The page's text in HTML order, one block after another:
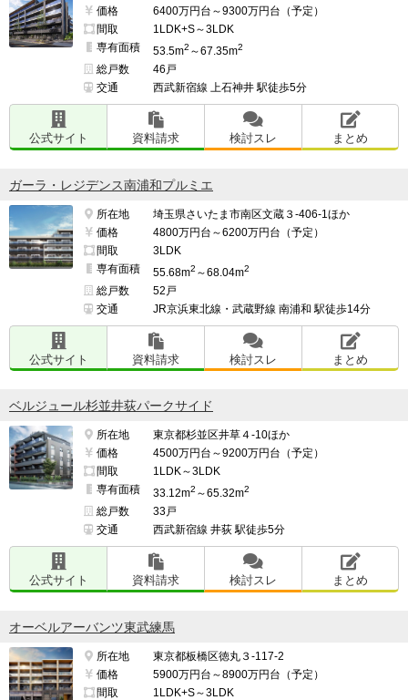
価格
6400万円台～9300万円台（予定）
間取
1LDK+S～3LDK
専有面積
53.5m2 ～67.35m2
総戸数
46戸
交通
西武新宿線 上石神井 駅徒歩5分
公式サイト 資料請求 検討スレ まとめ
ガーラ・レジデンス南浦和プルミエ
所在地
埼玉県さいたま市南区文蔵３-406-1ほか
価格
4800万円台～6200万円台（予定）
間取
3LDK
専有面積
55.68m2 ～68.04m2
総戸数
52戸
交通
JR京浜東北線・武蔵野線 南浦和 駅徒歩14分
公式サイト 資料請求 検討スレ まとめ
ベルジュール杉並井荻パークサイド
所在地
東京都杉並区井草４-10ほか
価格
4500万円台～9200万円台（予定）
間取
1LDK～3LDK
専有面積
33.12m2 ～65.32m2
総戸数
33戸
交通
西武新宿線 井荻 駅徒歩5分
公式サイト 資料請求 検討スレ まとめ
オーベルアーバンツ東武練馬
所在地
東京都板橋区徳丸３-117-2
価格
5900万円台～8900万円台（予定）
間取
1LDK+S～3LDK